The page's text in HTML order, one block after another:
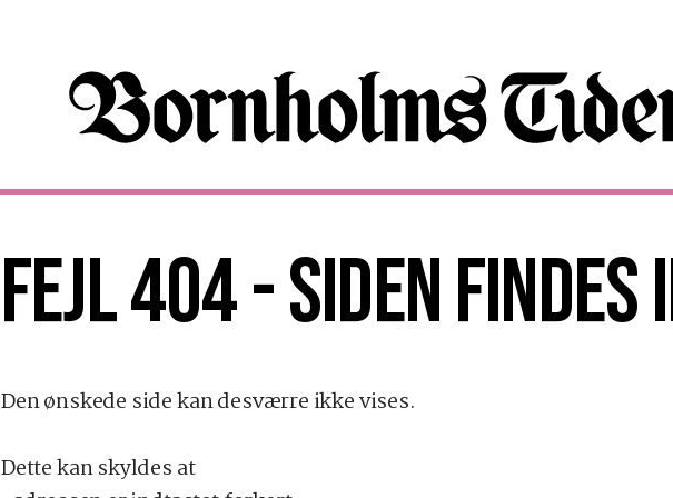
FEJL 404 - SIDEN FINDES
Den ønskede side kan desværre ikke vises.
Dette kan skyldes at